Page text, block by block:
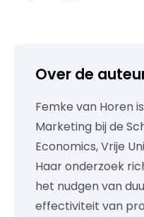
Over de
Femke van Horen
Marketing bij de
Economics, Vrije
Haar onderzoek
het nudgen van
effectiviteit van